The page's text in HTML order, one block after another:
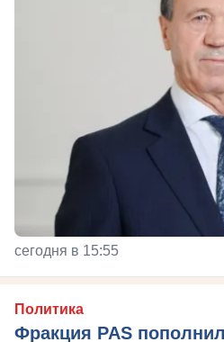
сегодня в 15:55
Политика
Фракция PAS